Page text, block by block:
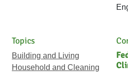
Topics
Building and Living
Household and Cleaning